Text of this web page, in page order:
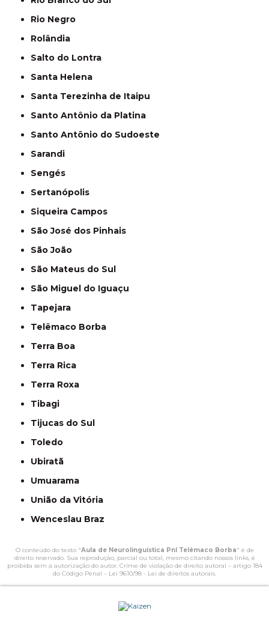
Rio Negro
Rolândia
Salto do Lontra
Santa Helena
Santa Terezinha de Itaipu
Santo Antônio da Platina
Santo Antônio do Sudoeste
Sarandi
Sengés
Sertanópolis
Siqueira Campos
São José dos Pinhais
São João
São Mateus do Sul
São Miguel do Iguaçu
Tapejara
Telêmaco Borba
Terra Boa
Terra Rica
Terra Roxa
Tibagi
Tijucas do Sul
Toledo
Ubiratã
Umuarama
União da Vitória
Wenceslau Braz
O conteúdo do texto "Aula de Neurolinguística Pnl Telêmaco Borba" é de
direito reservado. Sua reprodução, parcial ou total, mesmo citando nossos links, é
proibida sem a autorização do autor. Crime de violação de direito autoral – artigo 184
do Código Penal – Lei 9610/98 - Lei de direitos autorais.